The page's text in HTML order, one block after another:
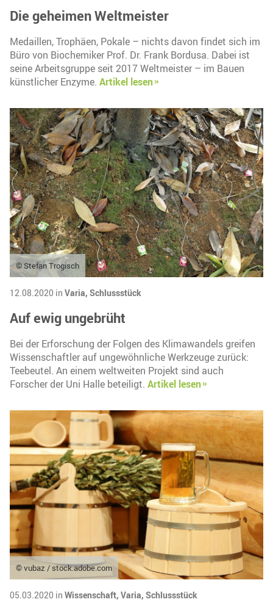
Die geheimen Weltmeister
Medaillen, Trophäen, Pokale – nichts davon findet sich im
Büro von Biochemiker Prof. Dr. Frank Bordusa. Dabei ist
seine Arbeitsgruppe seit 2017 Weltmeister – im Bauen
künstlicher Enzyme. Artikel lesen
© Stefan Trogisch
12.08.2020 in Varia, Schlussstück
Auf ewig ungebrüht
Bei der Erforschung der Folgen des Klimawandels greifen
Wissenschaftler auf ungewöhnliche Werkzeuge zurück:
Teebeutel. An einem weltweiten Projekt sind auch
Forscher der Uni Halle beteiligt. Artikel lesen
© vubaz / stock.adobe.com
05.03.2020 in Wissenschaft, Varia, Schlussstück